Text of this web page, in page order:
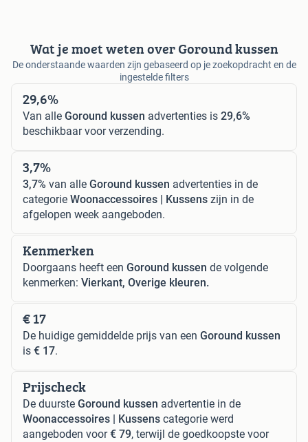
Wat je moet weten over Goround kussen
De onderstaande waarden zijn gebaseerd op je zoekopdracht en de
ingestelde filters
29,6%
Van alle Goround kussen advertenties is 29,6%
beschikbaar voor verzending.
3,7%
3,7% van alle Goround kussen advertenties in de
categorie Woonaccessoires | Kussens zijn in de
afgelopen week aangeboden.
Kenmerken
Doorgaans heeft een Goround kussen de volgende
kenmerken: Vierkant, Overige kleuren.
€ 17
De huidige gemiddelde prijs van een Goround kussen
is € 17.
Prijscheck
De duurste Goround kussen advertentie in de
Woonaccessoires | Kussens categorie werd
aangeboden voor€ 79, terwijl de goedkoopste voor